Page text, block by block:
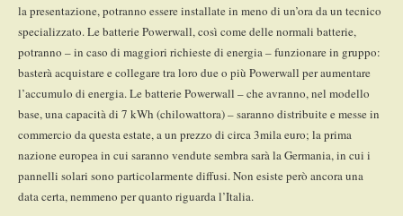
la presentazione, potranno essere installate in meno di un’ora da un tecnico
specializzato. Le batterie Powerwall, così come delle normali batterie,
potranno – in caso di maggiori richieste di energia – funzionare in gruppo:
basterà acquistare e collegare tra loro due o più Powerwall per aumentare
l’accumulo di energia. Le batterie Powerwall – che avranno, nel modello
base, una capacità di 7 kWh (chilowattora) – saranno distribuite e messe in
commercio da questa estate, a un prezzo di circa 3mila euro; la prima
nazione europea in cui saranno vendute sembra sarà la Germania, in cui i
pannelli solari sono particolarmente diffusi. Non esiste però ancora una
data certa, nemmeno per quanto riguarda l’Italia.